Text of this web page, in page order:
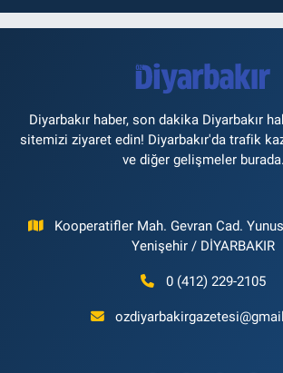
Diyarbakır haber, son dakika Diyarbakır
sitemizi ziyaret edin! Diyarbakır'da trafik
ve diğer gelişmeler burada.
Kooperatifler Mah. Gevran Cad.
Yenişehir / DİYARBAKIR
0 (412) 229-2105